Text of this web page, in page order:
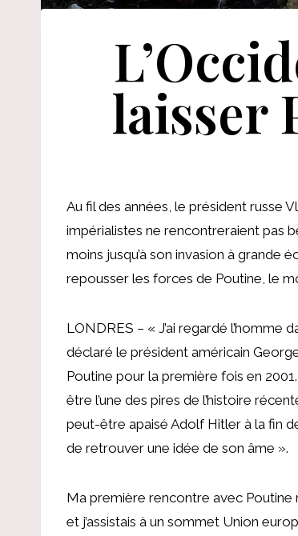
laisser
Au fil des années, le président russe
impérialistes ne rencontreraient pas
moins jusqu’à son invasion à grande
repousser les forces de Poutine, le
LONDRES – « J’ai regardé
déclaré le président américain
Poutine pour la première fois en
être l’une des pires de l’histoire
peut-être apaisé Adolf Hitler à la fin
de retrouver une idée de son âme ».
Ma première rencontre avec Poutine
et j’assistais à un sommet Union